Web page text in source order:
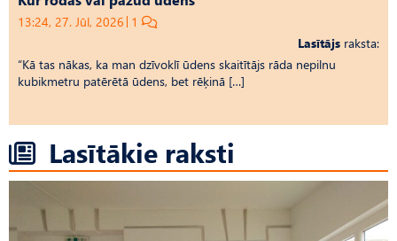
13:24, 27. Jūl, 2026 1
Lasītājs raksta:
“Kā tas nākas, ka man dzīvoklī ūdens skaitītājs rāda nepilnu
kubikmetru patērētā ūdens, bet rēķinā […]
Lasītākie raksti